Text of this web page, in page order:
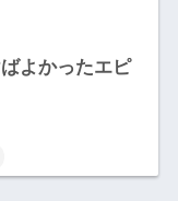
よかったエピ